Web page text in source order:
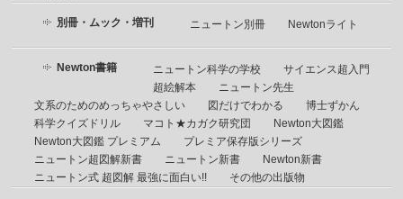
別冊・ムック・増刊 ニュートン別冊 Newtonライト
Newton書籍 ニュートン科学の学校
サイエンス超入門
超絵解本
ニュートン先生
文系のためのめっちゃやさしい
図だけでわかる
博士ずかん
科学クイズドリル
マコト★カガク研究団
Newton大図鑑
Newton大図鑑 プレミアム
プレミア保存版シリーズ
ニュートン超図解新書
ニュートン新書
Newton新書
ニュートン式 超図解 最強に面白い!!
その他の出版物